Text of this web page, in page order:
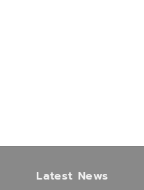
Latest News